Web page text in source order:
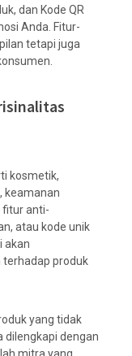
dan Kode QR
Anda. Fitur-
tetapi juga
kosmetik,
keamanan
fitur anti-
atau kode unik
akan
produk
yang tidak
dilengkapi dengan
mitra yang